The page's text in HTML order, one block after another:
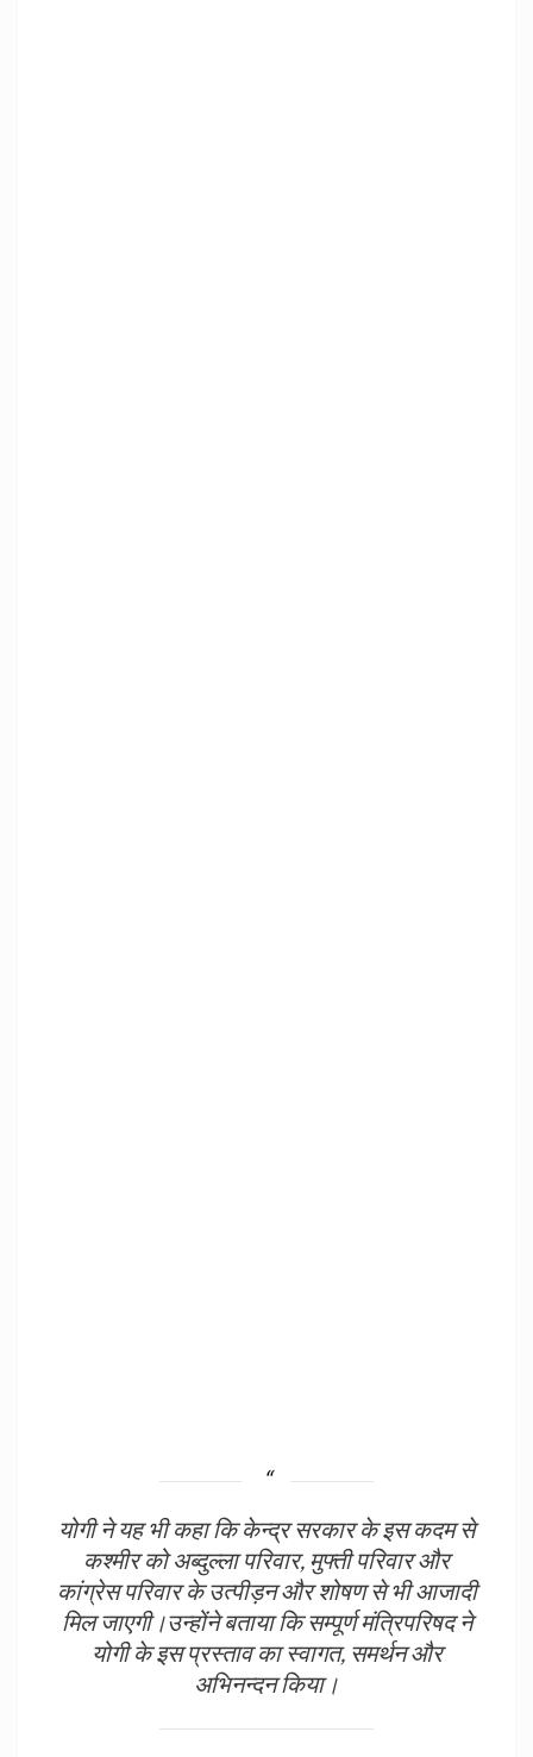
योगी ने यह भी कहा कि केन्द्र सरकार के इस कदम से
कश्मीर को अब्दुल्ला परिवार, मुफ्ती परिवार और
कांग्रेस परिवार के उत्पीड़न और शोषण से भी आजादी
मिल जाएगी।उन्होंने बताया कि सम्पूर्ण मंत्रिपरिषद ने
योगी के इस प्रस्ताव का स्वागत, समर्थन और
अभिनन्दन किया।